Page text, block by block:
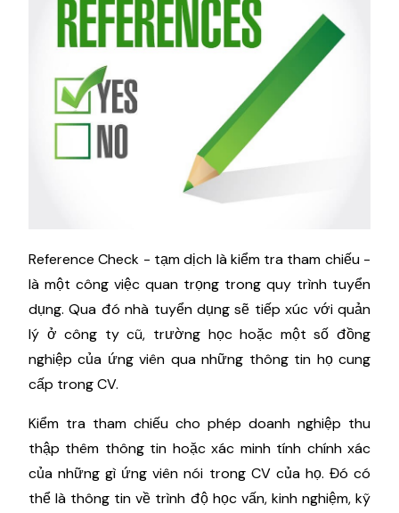
Reference Check - tạm dịch là kiểm tra tham chiếu -
là một công việc quan trọng trong quy trình tuyển
dụng. Qua đó nhà tuyển dụng sẽ tiếp xúc với quản
lý ở công ty cũ, trường học hoặc một số đồng
nghiệp của ứng viên qua những thông tin họ cung
cấp trong CV.
Kiểm tra tham chiếu cho phép doanh nghiệp thu
thập thêm thông tin hoặc xác minh tính chính xác
của những gì ứng viên nói trong CV của họ. Đó có
thể là thông tin về trình độ học vấn, kinh nghiệm, kỹ